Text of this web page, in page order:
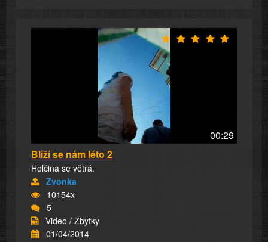
00:29
Blíží se nám léto 2
Holčina se větrá.
Zvonka
10154x
5
Video / Zbytky
01/04/2014